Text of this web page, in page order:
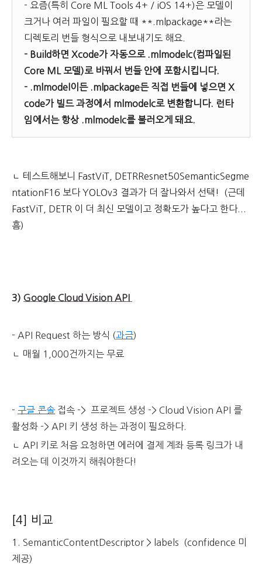
- 요즘(특히 Core ML Tools 4+ / iOS 14+)은 모델이
크거나 여러 파일이 필요할 때 **.mlpackage**라는
디렉토리 번들 형식으로 내보내기도 해요.
- Build하면 Xcode가 자동으로 .mlmodelc(컴파일된
Core ML 모델)로 바꿔서 번들 안에 포함시킵니다.
- .mlmodel이든 .mlpackage든 직접 번들에 넣으면 X
code가 빌드 과정에서 mlmodelc로 변환합니다. 런타
임에서는 항상 .mlmodelc를 불러오게 돼요.
ㄴ 테스트해보니 FastViT, DETRResnet50SemanticSegme
ntationF16 보다 YOLOv3 결과가 더 잘나와서 선택! (근데
FastViT, DETR 이 더 최신 모델이고 정확도가 높다고 한다...
흠)
3) Google Cloud Vision API
- API Request 하는 방식 (과금)
ㄴ 매월 1,000건까지는 무료
- 구글 콘솔 접속 -> 프로젝트 생성 -> Cloud Vision API 를
활성화 -> API 키 생성 하는 과정이 필요하다.
ㄴ API 키로 처음 요청하면 에러에 결제 계좌 등록 링크가 내
려오는 데 이것까지 해줘야한다!
[4] 비교
1. SemanticContentDescriptor > labels (confidence 미
제공)